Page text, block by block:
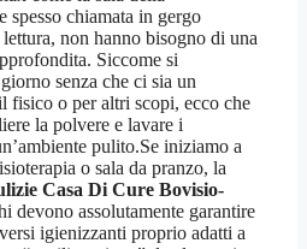
spesso chiamata in gergo
non hanno bisogno di una
Siccome si
senza che ci sia un
fisico o per altri scopi, ecco che
la polvere e lavare i
pulito.Se iniziamo a
o sala da pranzo, la
Casa Di Cure Bovisio-
devono assolutamente garantire
igienizzanti proprio adatti a